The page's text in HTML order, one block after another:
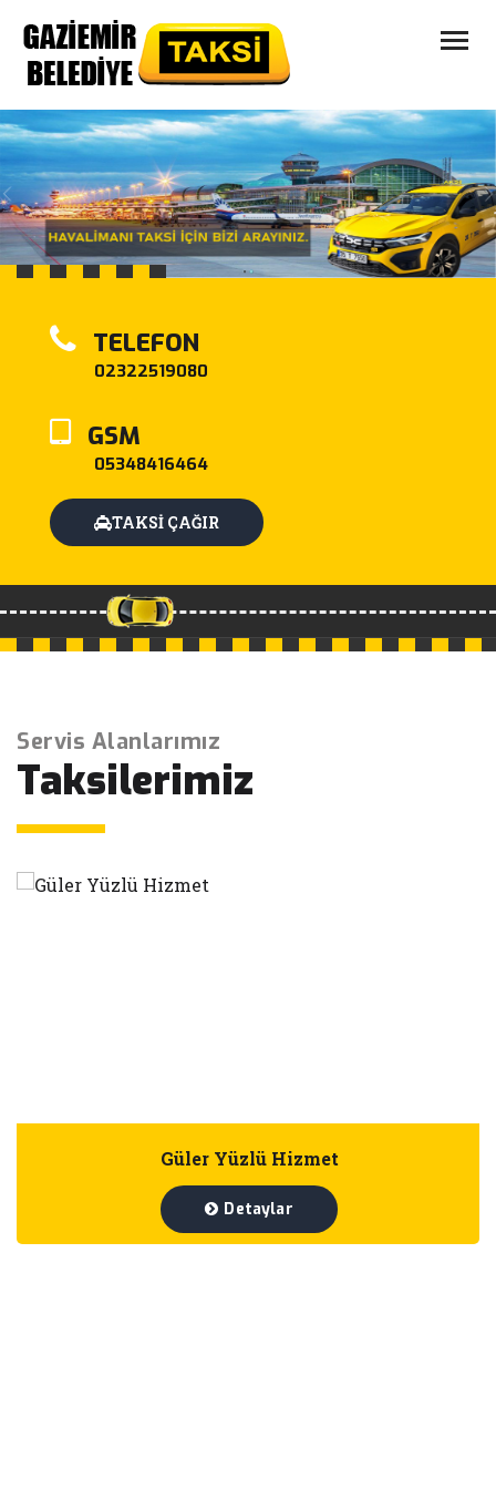
ANA SAYFA
HAKKIMIZDA
TAKSILERIMIZ
HAVALIMANI TAKSI
ŞIKAYET HATTI
İLETIŞIM
TELEFON
02322519080
GSM
05348416464
TAKSİ ÇAĞIR
Servis Alanlarımız
Taksilerimiz
Güler Yüzlü Hizmet
Detaylar